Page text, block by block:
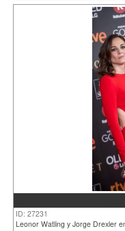
ID: 27231
Leonor Watling y Jorge Drexler